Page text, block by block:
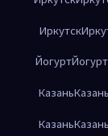
Иркутск
ЙогуртЙогурт
КазаньКазань
КазаньКазань